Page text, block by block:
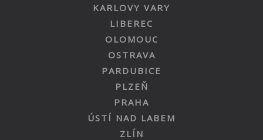
KARLOVY VARY
LIBEREC
OLOMOUC
OSTRAVA
PARDUBICE
PLZEŇ
PRAHA
ÚSTÍ NAD LABEM
ZLÍN